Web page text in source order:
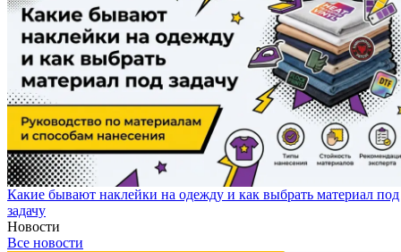
Какие бывают наклейки на одежду и как выбрать материал под
задачу
Новости
Все новости